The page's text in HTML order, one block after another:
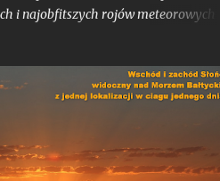
i najobfitszych rojów meteorowych
nowego sezonu z nocami
szczęścia brakowałby chyba tylko
bywają realne. Po
zaćmień zapraszam na